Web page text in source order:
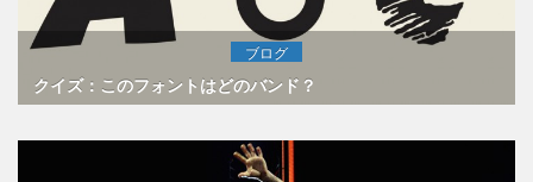
ブログ
クイズ：このフォントはどのバンド？